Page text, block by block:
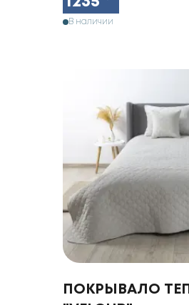
В наличии
ПОКРЫВАЛО ТЕП